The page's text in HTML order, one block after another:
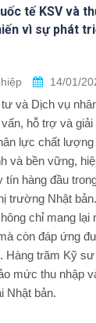
tế KSV và
vì sự phát
14/01/
và Dịch vụ
hỗ trợ và
lực chất
và bền vững,
tín hàng đầu
trường Nhật
chỉ mang
còn đáp ứng
Hàng trăm Kỹ
mức thu nhập
Nhật bản.